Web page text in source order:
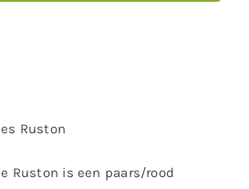
Ruston
Ruston is een paars/rood